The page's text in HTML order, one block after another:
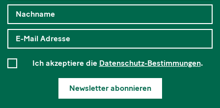
Ich akzeptiere die Datenschutz-Bestimmungen.
Newsletter abonnieren